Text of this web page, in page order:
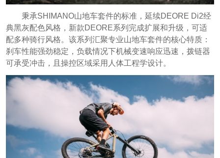
秉承SHIMANO山地车套件的标准，延续DEORE Di2经
典黑灰配色风格，新款DEORE系列完成扩展和升级，可适
配多种骑行风格。该系列汇聚专业山地车套件的核心特质：
刹车性能强劲稳定，负载情况下机械变速响应迅速，拨链器
可承受冲击，且操控区域采用人体工程学设计。